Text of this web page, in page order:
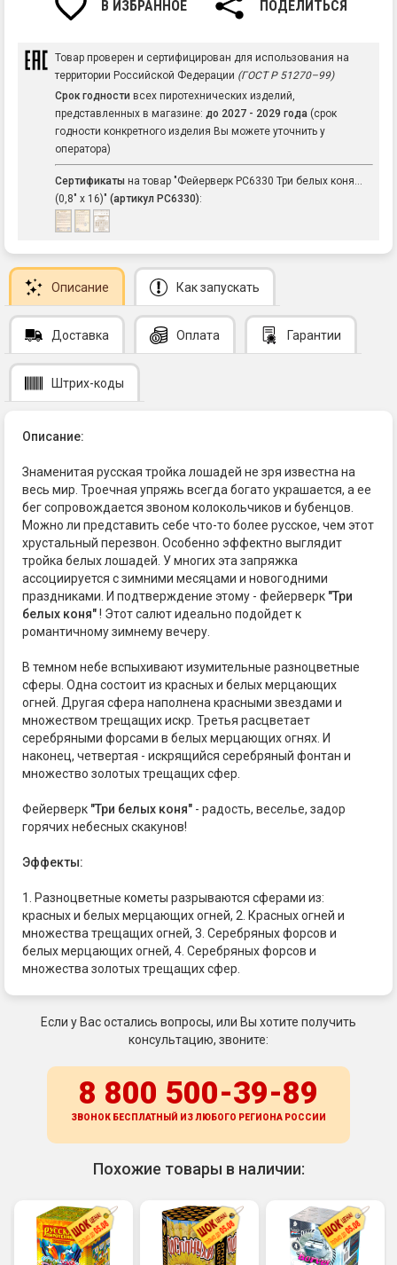
В ИЗБРАННОЕ ПОДЕЛИТЬСЯ
Товар проверен и сертифицирован для использования на
территории Российской Федерации (ГОСТ Р 51270–99)
Срок годности всех пиротехнических изделий,
представленных в магазине: до 2027 - 2029 года (срок
годности конкретного изделия Вы можете уточнить у
оператора)
Сертификаты на товар "Фейерверк РС6330 Три белых коня...
(0,8" х 16)" (артикул РС6330):
Описание Как запускать
Доставка Оплата Гарантии
Штрих-коды
Описание:
Знаменитая русская тройка лошадей не зря известна на
весь мир. Троечная упряжь всегда богато украшается, а ее
бег сопровождается звоном колокольчиков и бубенцов.
Можно ли представить себе что-то более русское, чем этот
хрустальный перезвон. Особенно эффектно выглядит
тройка белых лошадей. У многих эта запряжка
ассоциируется с зимними месяцами и новогодними
праздниками. И подтверждение этому - фейерверк "Три
белых коня"! Этот салют идеально подойдет к
романтичному зимнему вечеру.
В темном небе вспыхивают изумительные разноцветные
сферы. Одна состоит из красных и белых мерцающих
огней. Другая сфера наполнена красными звездами и
множеством трещащих искр. Третья расцветает
серебряными форсами в белых мерцающих огнях. И
наконец, четвертая - искрящийся серебряный фонтан и
множество золотых трещащих сфер.
Фейерверк "Три белых коня" - радость, веселье, задор
горячих небесных скакунов!
Эффекты:
1. Разноцветные кометы разрываются сферами из:
красных и белых мерцающих огней, 2. Красных огней и
множества трещащих огней, 3. Серебряных форсов и
белых мерцающих огней, 4. Серебряных форсов и
множества золотых трещащих сфер.
Если у Вас остались вопросы, или Вы хотите получить
консультацию, звоните:
8 800 500-39-89
ЗВОНОК БЕСПЛАТНЫЙ ИЗ ЛЮБОГО РЕГИОНА РОССИИ
Похожие товары в наличии: